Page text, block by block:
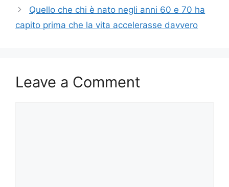
Quello che chi è nato negli anni 60 e 70 ha
capito prima che la vita accelerasse davvero
Leave a Comment